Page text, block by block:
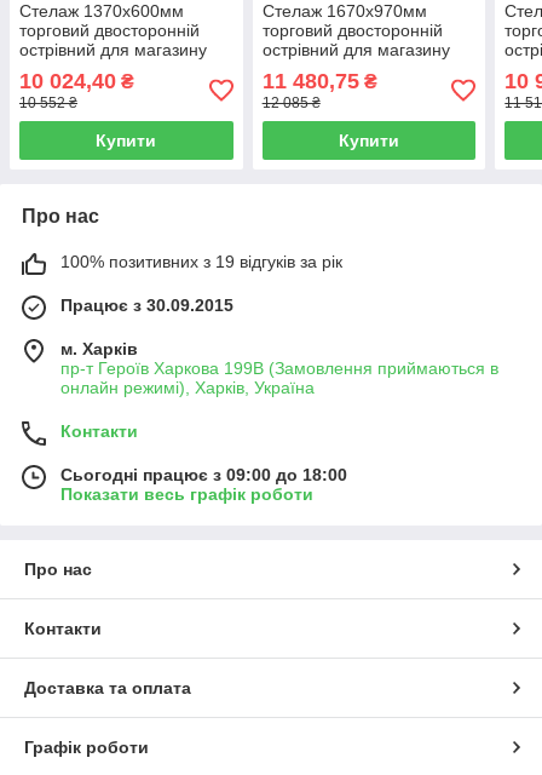
Стелаж 1370х600мм
торговий двосторонній
острівний для магазину
10 024,40 ₴
10 552 ₴
Купити
Стелаж 1670х970мм
торговий двосторонній
острівний для магазину
11 480,75₴
12 085 ₴
Купити
10
11
Про нас
100% позитивних з 19 відгуків за рік
Працює з 30.09.2015
м. Харків
пр-т Героїв Харкова 199B (Замовлення приймаються в
онлайн режимі), Харків, Україна
Контакти
Сьогодні працює з 09:00 до 18:00
Показати весь графік роботи
Про нас
Контакти
Доставка та оплата
Графік роботи